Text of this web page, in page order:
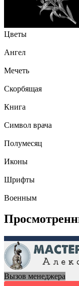
Цветы
Ангел
Мечеть
Скорбящая
Книга
Символ врача
Полумесяц
Иконы
Шрифты
Военным
Вызов менеджера